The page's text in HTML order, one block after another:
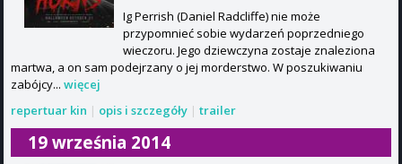
Ig Perrish (Daniel Radcliffe) nie może
przypomnieć sobie wydarzeń poprzedniego
wieczoru. Jego dziewczyna zostaje znaleziona
martwa, a on sam podejrzany o jej morderstwo. W poszukiwaniu
zabójcy... więcej
repertuar kin | opis i szczegóły | trailer
19 września 2014